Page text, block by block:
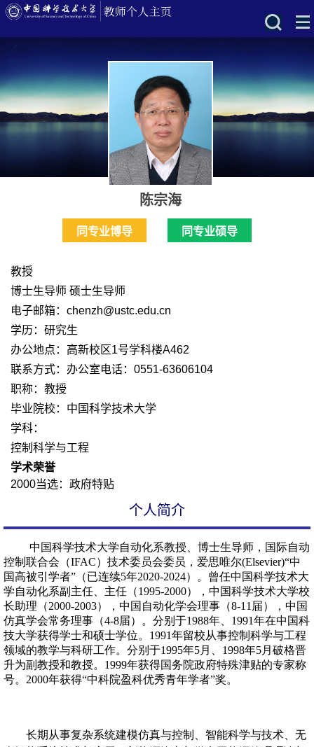
陈宗海
同专业博导 同专业硕导
教授
博士生导师 硕士生导师
电子邮箱： chenzh@ustc.edu.cn
学历：研究生
办公地点：高新校区1号学科楼A462
联系方式：办公室电话：0551-63606104
职称：教授
毕业院校：中国科学技术大学
学科：
控制科学与工程
学术荣誉
2000当选：政府特贴
个人简介